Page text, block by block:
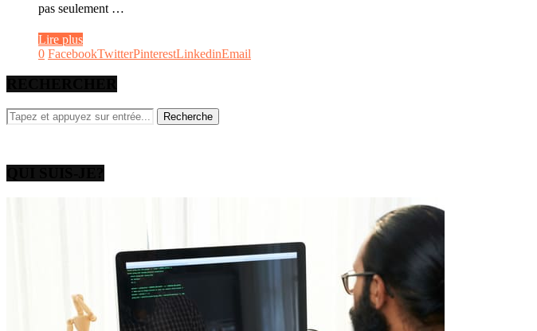
pas seulement …
Lire plus
0 FacebookTwitterPinterestLinkedinEmail